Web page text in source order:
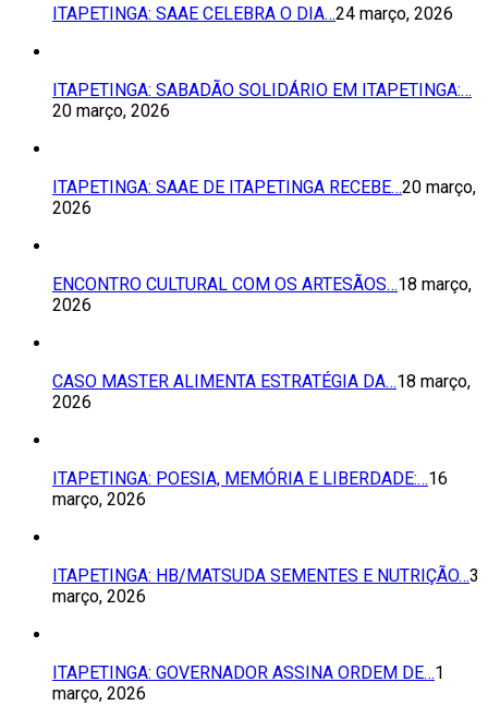
ITAPETINGA: SAAE CELEBRA O DIA…24 março, 2026
ITAPETINGA: SABADÃO SOLIDÁRIO EM ITAPETINGA:…
20 março, 2026
ITAPETINGA: SAAE DE ITAPETINGA RECEBE…20 março,
2026
ENCONTRO CULTURAL COM OS ARTESÃOS…18 março,
2026
CASO MASTER ALIMENTA ESTRATÉGIA DA…18 março,
2026
ITAPETINGA: POESIA, MEMÓRIA E LIBERDADE:…16
março, 2026
ITAPETINGA: HB/MATSUDA SEMENTES E NUTRIÇÃO…3
março, 2026
ITAPETINGA: GOVERNADOR ASSINA ORDEM DE…1
março, 2026